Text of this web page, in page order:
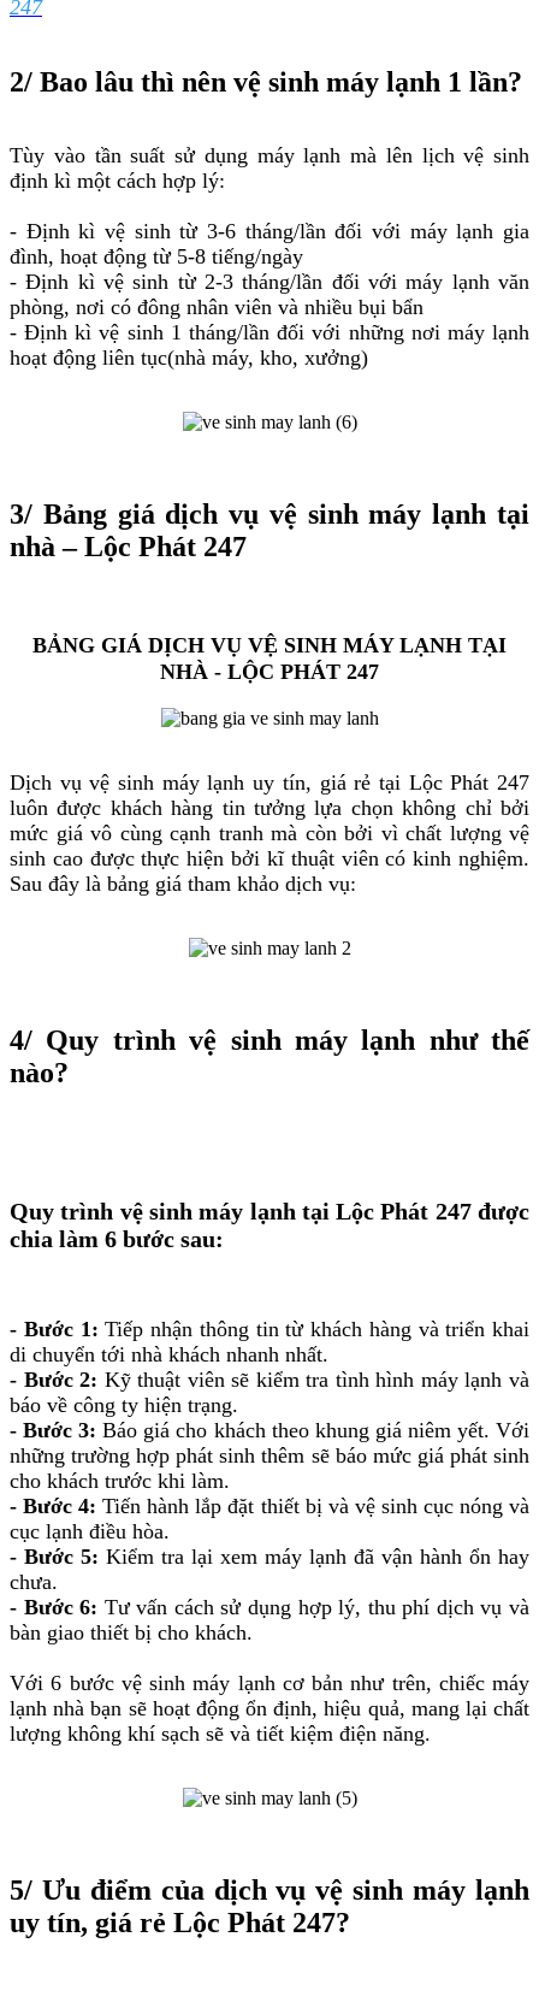
247
2/ Bao lâu thì nên vệ sinh máy lạnh 1 lần?
Tùy vào tần suất sử dụng máy lạnh mà lên lịch vệ sinh
định kì một cách hợp lý:
- Định kì vệ sinh từ 3-6 tháng/lần đối với máy lạnh gia
đình, hoạt động từ 5-8 tiếng/ngày
- Định kì vệ sinh từ 2-3 tháng/lần đối với máy lạnh văn
phòng, nơi có đông nhân viên và nhiều bụi bẩn
- Định kì vệ sinh 1 tháng/lần đối với những nơi máy lạnh
hoạt động liên tục(nhà máy, kho, xưởng)
3/ Bảng giá dịch vụ vệ sinh máy lạnh tại
nhà – Lộc Phát 247
BẢNG GIÁ DỊCH VỤ VỆ SINH MÁY LẠNH TẠI
NHÀ - LỘC PHÁT 247
Dịch vụ vệ sinh máy lạnh uy tín, giá rẻ tại Lộc Phát 247
luôn được khách hàng tin tưởng lựa chọn không chỉ bởi
mức giá vô cùng cạnh tranh mà còn bởi vì chất lượng vệ
sinh cao được thực hiện bởi kĩ thuật viên có kinh nghiệm.
Sau đây là bảng giá tham khảo dịch vụ:
4/ Quy trình vệ sinh máy lạnh như thế
nào?
Quy trình vệ sinh máy lạnh tại Lộc Phát 247 được
chia làm 6 bước sau:
- Bước 1: Tiếp nhận thông tin từ khách hàng và triển khai
di chuyển tới nhà khách nhanh nhất.
- Bước 2: Kỹ thuật viên sẽ kiểm tra tình hình máy lạnh và
báo về công ty hiện trạng.
- Bước 3: Báo giá cho khách theo khung giá niêm yết. Với
những trường hợp phát sinh thêm sẽ báo mức giá phát sinh
cho khách trước khi làm.
- Bước 4: Tiến hành lắp đặt thiết bị và vệ sinh cục nóng và
cục lạnh điều hòa.
- Bước 5: Kiểm tra lại xem máy lạnh đã vận hành ổn hay
chưa.
- Bước 6: Tư vấn cách sử dụng hợp lý, thu phí dịch vụ và
bàn giao thiết bị cho khách.
Với 6 bước vệ sinh máy lạnh cơ bản như trên, chiếc máy
lạnh nhà bạn sẽ hoạt động ổn định, hiệu quả, mang lại chất
lượng không khí sạch sẽ và tiết kiệm điện năng.
5/ Ưu điểm của dịch vụ vệ sinh máy lạnh
uy tín, giá rẻ Lộc Phát 247?